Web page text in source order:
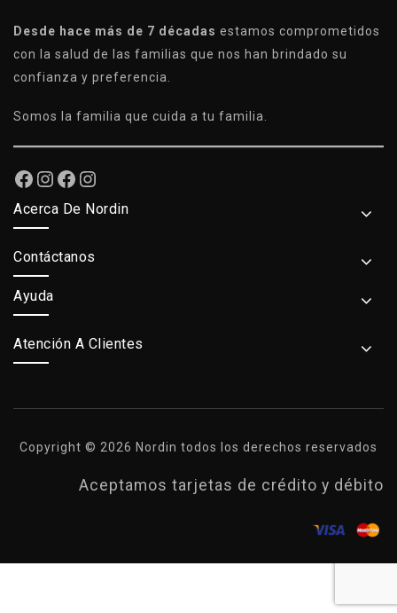
Desde hace más de 7 décadas estamos comprometidos
con la salud de las familias que nos han brindado su
confianza y preferencia.
Somos la familia que cuida a tu familia.
Acerca De Nordin
Contáctanos
Ayuda
Atención A Clientes
Copyright © 2026 Nordin todos los derechos reservados
Aceptamos tarjetas de crédito y débito